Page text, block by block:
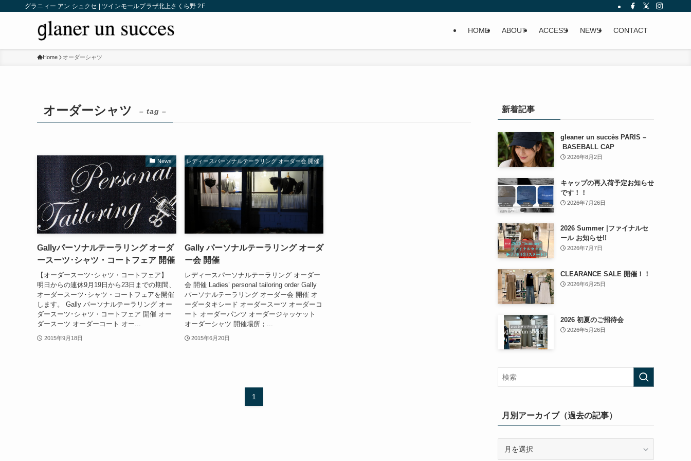
グラニィー アン シュクセ | ツインモールプラザ北上さくら野 2F
HOME ABOUT ACCESS NEWS CONTACT
Home オーダーシャツ
オーダーシャツ – tag –
News
Gallyパーソナルテーラリング オーダ
ースーツ･シャツ・コートフェア 開催
【オーダースーツ･シャツ・コートフェア】
明日からの連休9月19日から23日までの期間、
オーダースーツ･シャツ・コートフェアを開催
します。 Gally パーソナルテーラリング オー
ダースーツ･シャツ・コートフェア 開催 オー
ダースーツ オーダーコート オー...
2015年9月18日
レディースパーソナルテーラリング オーダー会 開催
Gally パーソナルテーラリング オーダ
ー会 開催
レディースパーソナルテーラリング オーダー
会 開催 Ladies’ personal tailoring order Gally
パーソナルテーラリング オーダー会 開催 オ
ーダータキシード オーダースーツ オーダーコ
ート オーダーパンツ オーダージャッケット
オーダーシャツ 開催場所；...
2015年6月20日
1
新着記事
gleaner un succès PARIS –
BASEBALL CAP
2026年8月2日
キャップの再入荷予定お知らせ
です！！
2026年7月26日
2026 Summer |ファイナルセ
ール お知らせ!!
2026年7月7日
CLEARANCE SALE 開催！！
2026年6月25日
2026 初夏のご招待会
2026年5月26日
月別アーカイブ（過去の記事）